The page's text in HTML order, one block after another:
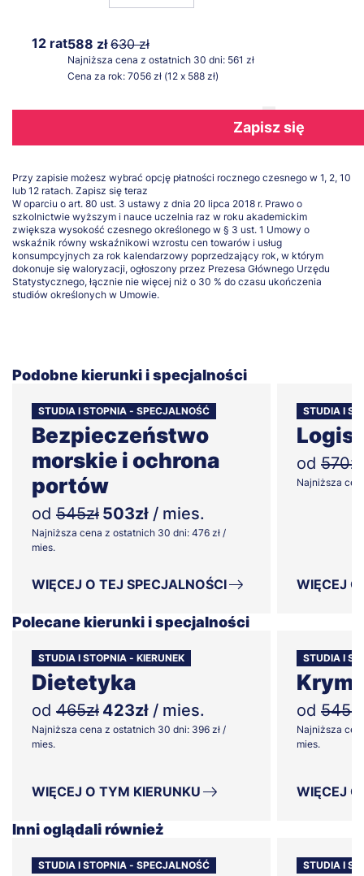
12 rat588 zł630 zł
Najniższa cena z ostatnich 30 dni: 561 zł
Cena za rok: 7056 zł (12 x 588 zł)
Zapisz się
Przy zapisie możesz wybrać opcję płatności rocznego czesnego w 1, 2, 10
lub 12 ratach. Zapisz się teraz
W oparciu o art. 80 ust. 3 ustawy z dnia 20 lipca 2018 r. Prawo o
szkolnictwie wyższym i nauce uczelnia raz w roku akademickim
zwiększa wysokość czesnego określonego w § 3 ust. 1 Umowy o
wskaźnik równy wskaźnikowi wzrostu cen towarów i usług
konsumpcyjnych za rok kalendarzowy poprzedzający rok, w którym
dokonuje się waloryzacji, ogłoszony przez Prezesa Głównego Urzędu
Statystycznego, łącznie nie więcej niż o 30 % do czasu ukończenia
studiów określonych w Umowie.
Podobne kierunki i specjalności
STUDIA I STOPNIA - SPECJALNOŚĆ
Bezpieczeństwo
morskie i ochrona
portów
od 545zł 503zł / mies.
Najniższa cena z ostatnich 30 dni: 476 zł /
mies.
WIĘCEJ O TEJ SPECJALNOŚCI
STUDIA I
od 570zł
Najniższa
WIĘCEJ
Polecane kierunki i specjalności
STUDIA I STOPNIA - KIERUNEK
Dietetyka
od 465zł 423zł / mies.
Najniższa cena z ostatnich 30 dni: 396 zł /
mies.
WIĘCEJ O TYM KIERUNKU
STUDIA I
od 545zł
Najniższa
mies.
WIĘCEJ
Inni oglądali również
STUDIA I STOPNIA - SPECJALNOŚĆ STUDIA I